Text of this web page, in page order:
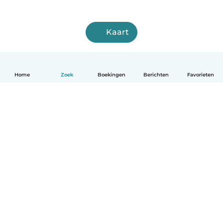
Home Zoek Boekingen Berichten Favorieten
Kaart